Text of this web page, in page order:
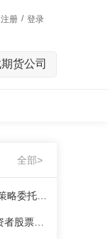
注册 / 登录
货公司
全部>